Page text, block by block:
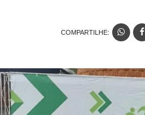
COMPARTILHE: